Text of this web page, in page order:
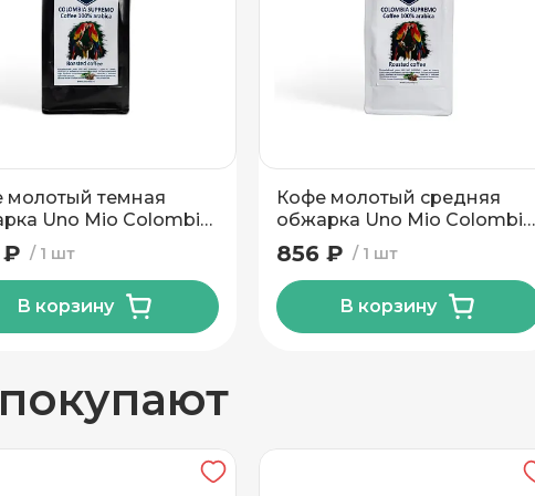
молотый темная
Uno Mio Colombia
250 гр
1 шт
₽
В корзину
Кофе молотый средняя
обжарка Uno Mio Colombia
Supremo 250 гр
1 шт
856 ₽
В корзину